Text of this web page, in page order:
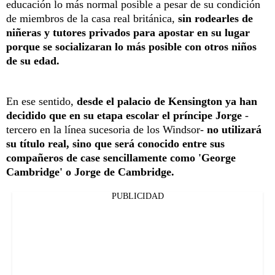
educación lo más normal posible a pesar de su condición
de miembros de la casa real británica, sin rodearles de
niñeras y tutores privados para apostar en su lugar
porque se socializaran lo más posible con otros niños
de su edad.
En ese sentido, desde el palacio de Kensington ya han
decidido que en su etapa escolar el príncipe Jorge -
tercero en la línea sucesoria de los Windsor- no utilizará
su título real, sino que será conocido entre sus
compañeros de case sencillamente como 'George
Cambridge' o Jorge de Cambridge.
PUBLICIDAD